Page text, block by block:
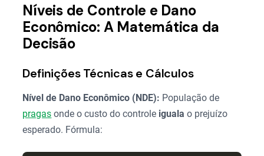
Níveis de Controle e Dano
Econômico: A Matemática da
Decisão
Definições Técnicas e Cálculos
Nível de Dano Econômico (NDE): População de
pragas onde o custo do controle iguala o prejuízo
esperado. Fórmula: